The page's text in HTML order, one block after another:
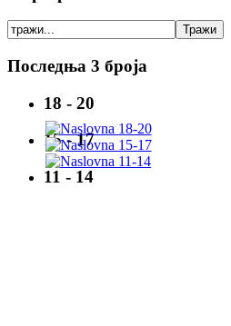
Последња 3 броја
18 - 20
15 - 17
11 - 14